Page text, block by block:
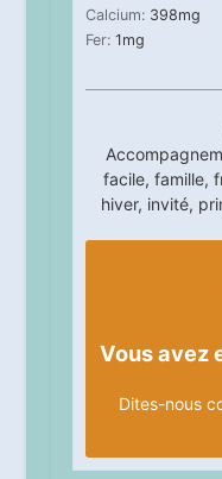
Calcium: 398mg
Fer: 1mg
facile, famille,
hiver, invité,
Vous avez
Dites-nous